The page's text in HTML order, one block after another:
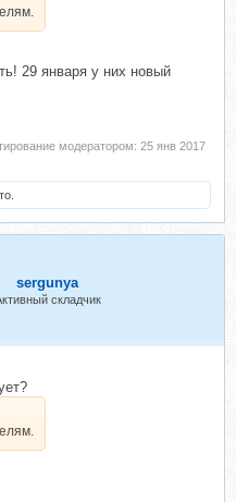
29 января у них новый
модератором: 25 янв 2017
sergunya
складчик